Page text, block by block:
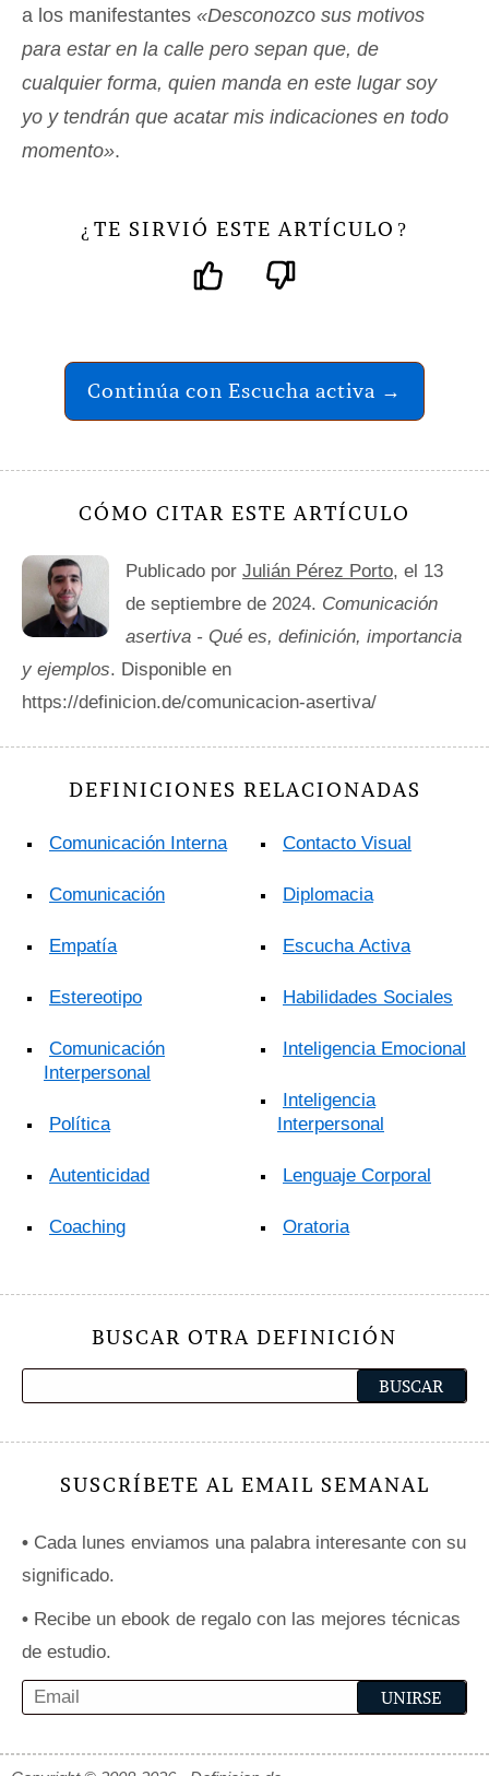
a los manifestantes «Desconozco sus motivos
para estar en la calle pero sepan que, de
cualquier forma, quien manda en este lugar soy
yo y tendrán que acatar mis indicaciones en todo
momento».
¿ TE SIRVIÓ ESTE ARTÍCULO ?
Continúa con Escucha activa →
CÓMO CITAR ESTE ARTÍCULO
Publicado por Julián Pérez Porto, el 13
de septiembre de 2024. Comunicación
asertiva - Qué es, definición, importancia
y ejemplos. Disponible en
https://definicion.de/comunicacion-asertiva/
DEFINICIONES RELACIONADAS
Comunicación Interna
Comunicación
Empatía
Estereotipo
Comunicación
Interpersonal
Política
Autenticidad
Coaching
Contacto Visual
Diplomacia
Escucha Activa
Habilidades Sociales
Inteligencia Emocional
Inteligencia
Interpersonal
Lenguaje Corporal
Oratoria
BUSCAR OTRA DEFINICIÓN
SUSCRÍBETE AL EMAIL SEMANAL
• Cada lunes enviamos una palabra interesante con su
significado.
• Recibe un ebook de regalo con las mejores técnicas
de estudio.